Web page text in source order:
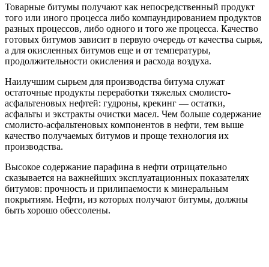
Товарные битумы получают как непосредственный продукт
того или иного процесса либо компаундированием продуктов
разных процессов, либо одного и того же процесса. Качество
готовых битумов зависит в первую очередь от качества сырья,
а для окисленных битумов еще и от температуры,
продолжительности окисления и расхода воздуха.
Наилучшим сырьем для производства битума служат
остаточные продукты переработки тяжелых смолисто-
асфальтеновых нефтей: гудроны, крекинг — остатки,
асфальты и экстракты очистки масел. Чем больше содержание
смолисто-асфальтеновых компонентов в нефти, тем выше
качество получаемых битумов и проще технология их
производства.
Высокое содержание парафина в нефти отрицательно
сказывается на важнейших эксплуатационных показателях
битумов: прочность и прилипаемости к минеральным
покрытиям. Нефти, из которых получают битумы, должны
быть хорошо обессолены.